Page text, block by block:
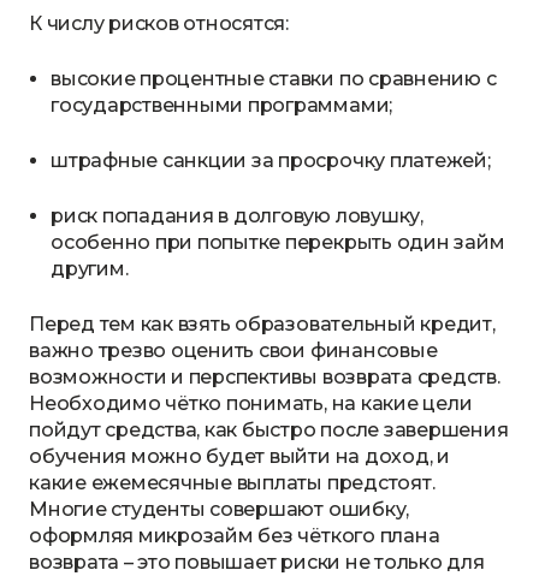
К числу рисков относятся:
высокие процентные ставки по сравнению с
государственными программами;
штрафные санкции за просрочку платежей;
риск попадания в долговую ловушку,
особенно при попытке перекрыть один займ
другим.
Перед тем как взять образовательный кредит,
важно трезво оценить свои финансовые
возможности и перспективы возврата средств.
Необходимо чётко понимать, на какие цели
пойдут средства, как быстро после завершения
обучения можно будет выйти на доход, и
какие ежемесячные выплаты предстоят.
Многие студенты совершают ошибку,
оформляя микрозайм без чёткого плана
возврата – это повышает риски не только для